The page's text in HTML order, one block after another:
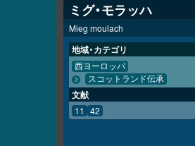
ミグ・モラッハ
Mieg moulach
地域・カテゴリ
西ヨーロッパ
スコットランド伝承
文献
11 42